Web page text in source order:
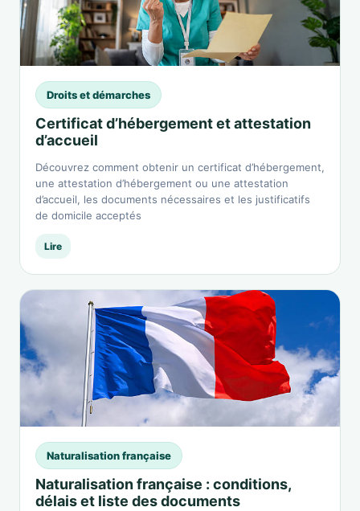
Droits et démarches
Certificat d’hébergement et attestation
d’accueil
Découvrez comment obtenir un certificat d’hébergement,
une attestation d’hébergement ou une attestation
d’accueil, les documents nécessaires et les justificatifs
de domicile acceptés
Lire
Naturalisation française
Naturalisation française : conditions,
délais et liste des documents